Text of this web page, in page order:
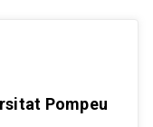
Pompeu